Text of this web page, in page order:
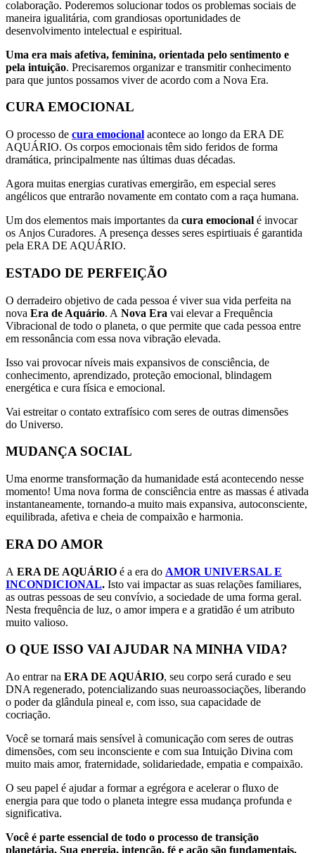
colaboração. Poderemos solucionar todos os problemas sociais de
maneira igualitária, com grandiosas oportunidades de
desenvolvimento intelectual e espiritual.
Uma era mais afetiva, feminina, orientada pelo sentimento e
pela intuição. Precisaremos organizar e transmitir conhecimento
para que juntos possamos viver de acordo com a Nova Era.
CURA EMOCIONAL
O processo de cura emocional acontece ao longo da ERA DE
AQUÁRIO. Os corpos emocionais têm sido feridos de forma
dramática, principalmente nas últimas duas décadas.
Agora muitas energias curativas emergirão, em especial seres
angélicos que entrarão novamente em contato com a raça humana.
Um dos elementos mais importantes da cura emocional é invocar
os Anjos Curadores. A presença desses seres espirtiuais é garantida
pela ERA DE AQUÁRIO.
ESTADO DE PERFEIÇÃO
O derradeiro objetivo de cada pessoa é viver sua vida perfeita na
nova Era de Aquário. A Nova Era vai elevar a Frequência
Vibracional de todo o planeta, o que permite que cada pessoa entre
em ressonância com essa nova vibração elevada.
Isso vai provocar níveis mais expansivos de consciência, de
conhecimento, aprendizado, proteção emocional, blindagem
energética e cura física e emocional.
Vai estreitar o contato extrafísico com seres de outras dimensões
do Universo.
MUDANÇA SOCIAL
Uma enorme transformação da humanidade está acontecendo nesse
momento! Uma nova forma de consciência entre as massas é ativada
instantaneamente, tornando-a muito mais expansiva, autoconsciente,
equilibrada, afetiva e cheia de compaixão e harmonia.
ERA DO AMOR
A ERA DE AQUÁRIO é a era do AMOR UNIVERSAL E
INCONDICIONAL. Isto vai impactar as suas relações familiares,
as outras pessoas de seu convívio, a sociedade de uma forma geral.
Nesta frequência de luz, o amor impera e a gratidão é um atributo
muito valioso.
O QUE ISSO VAI AJUDAR NA MINHA VIDA?
Ao entrar na ERA DE AQUÁRIO, seu corpo será curado e seu
DNA regenerado, potencializando suas neuroassociações, liberando
o poder da glândula pineal e, com isso, sua capacidade de
cocriação.
Você se tornará mais sensível à comunicação com seres de outras
dimensões, com seu inconsciente e com sua Intuição Divina com
muito mais amor, fraternidade, solidariedade, empatia e compaixão.
O seu papel é ajudar a formar a egrégora e acelerar o fluxo de
energia para que todo o planeta integre essa mudança profunda e
significativa.
Você é parte essencial de todo o processo de transição
planetária. Sua energia, intenção, fé e ação são fundamentais.